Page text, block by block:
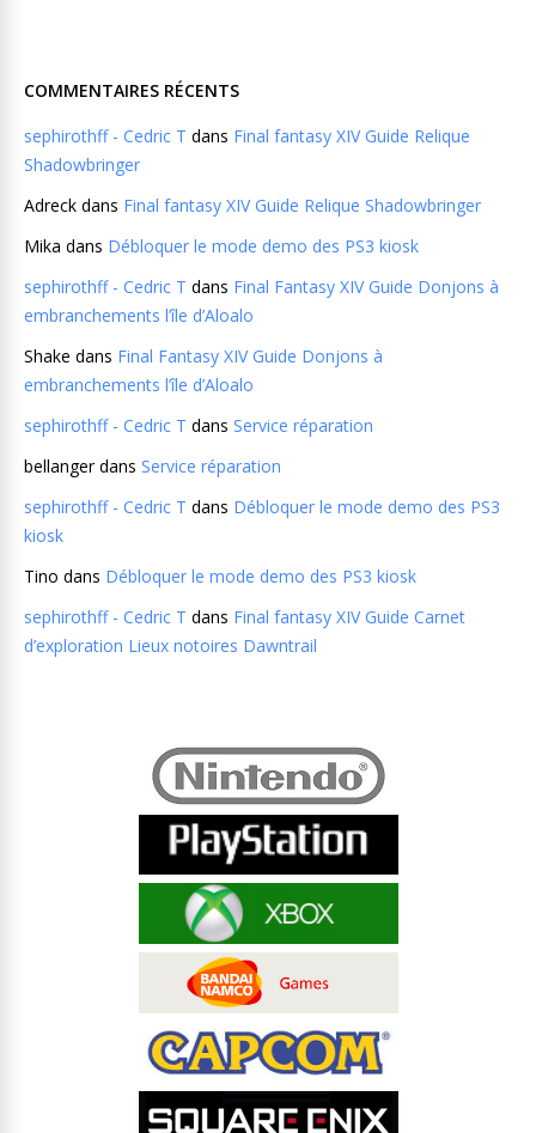
COMMENTAIRES RÉCENTS
sephirothff - Cedric T dans Final fantasy XIV Guide Relique
Shadowbringer
Adreck dans Final fantasy XIV Guide Relique Shadowbringer
Mika dans Débloquer le mode demo des PS3 kiosk
sephirothff - Cedric T dans Final Fantasy XIV Guide Donjons à
embranchements l’île d’Aloalo
Shake dans Final Fantasy XIV Guide Donjons à
embranchements l’île d’Aloalo
sephirothff - Cedric T dans Service réparation
bellangerdans Service réparation
sephirothff - Cedric T dans Débloquer le mode demo des PS3
kiosk
Tino dans Débloquer le mode demo des PS3 kiosk
sephirothff - Cedric T dans Final fantasy XIV Guide Carnet
d’exploration Lieux notoires Dawntrail